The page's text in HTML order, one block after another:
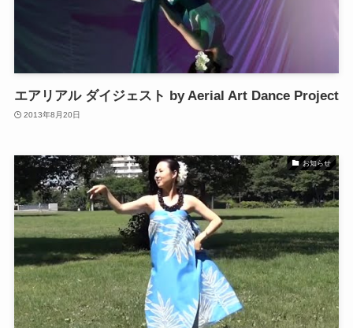
エアリアル ダイジェスト by Aerial Art Dance Project
2013年8月20日
お知らせ